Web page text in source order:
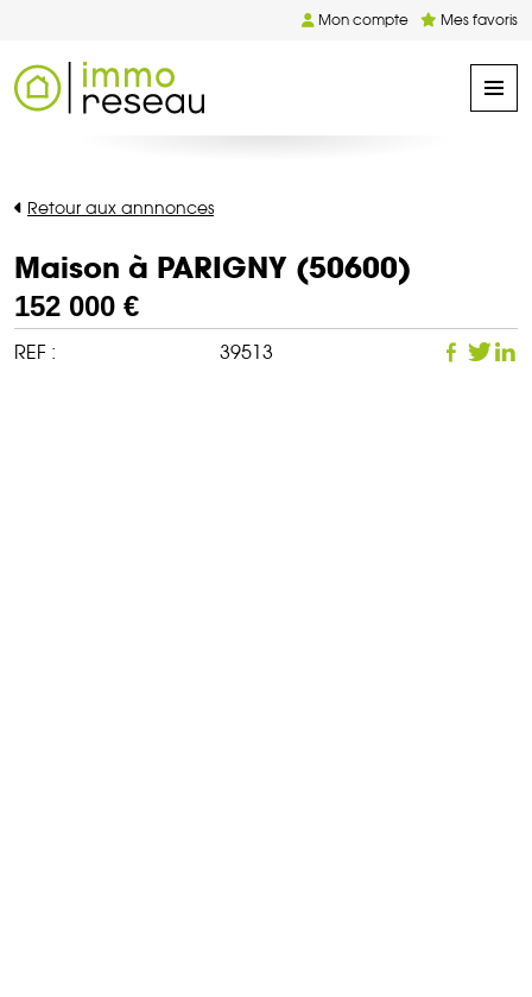
Mon compte Mes favoris
Retour aux annnonces
Maison à PARIGNY (50600)
152 000 €
REF : 39513